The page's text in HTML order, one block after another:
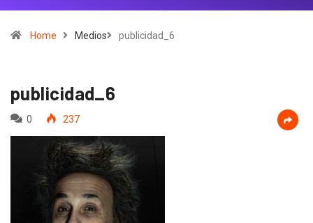
Home Medios publicidad_6
publicidad_6
0 237